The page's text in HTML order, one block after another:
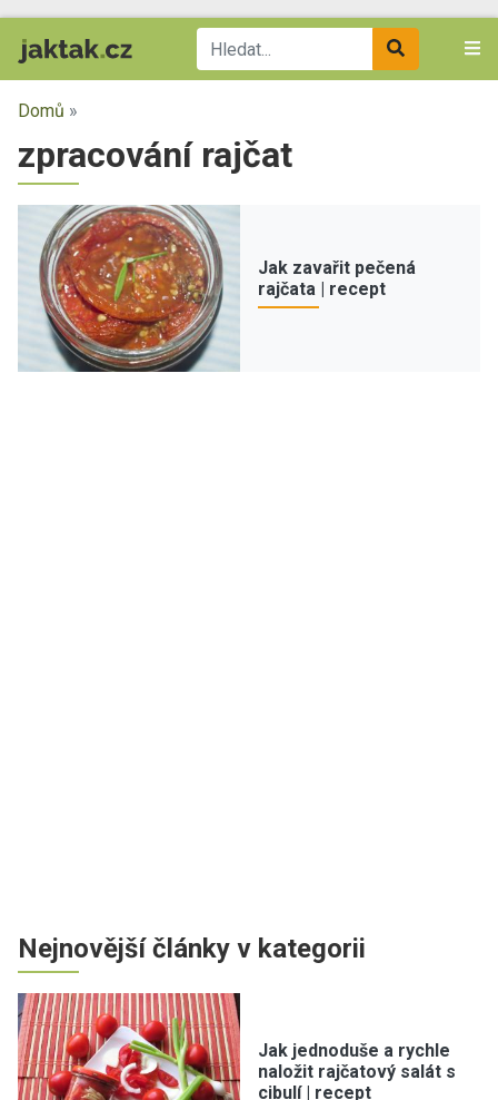
Domů »
zpracování rajčat
Jak zavařit pečená
rajčata | recept
Nejnovější články v kategorii
Jak jednoduše a rychle
naložit rajčatový salát s
cibulí | recept